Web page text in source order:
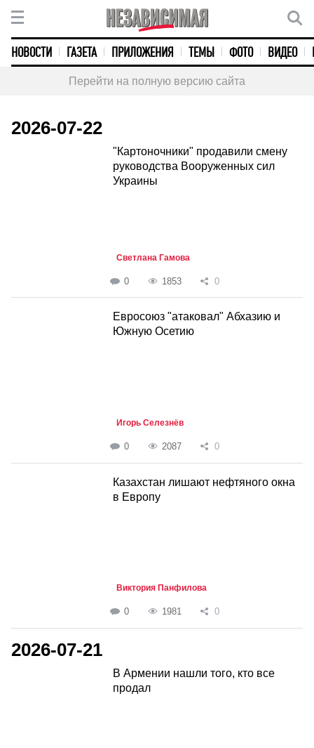
НОВОСТИ ГАЗЕТА ПРИЛОЖЕНИЯ ТЕМЫ ФОТО ВИДЕО
Перейти на полную версию сайта
2026-07-22
"Картоночники" продавили смену
руководства Вооруженных сил
Украины
Светлана Гамова
0 1853 0
Евросоюз "атаковал" Абхазию и
Южную Осетию
Игорь Селезнёв
0 2087 0
Казахстан лишают нефтяного окна
в Европу
Виктория Панфилова
0 1981 0
2026-07-21
В Армении нашли того, кто все
продал